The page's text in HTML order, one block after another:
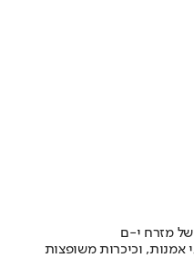
של מזרח י-ם
אמנות, וכיכרות משופצות